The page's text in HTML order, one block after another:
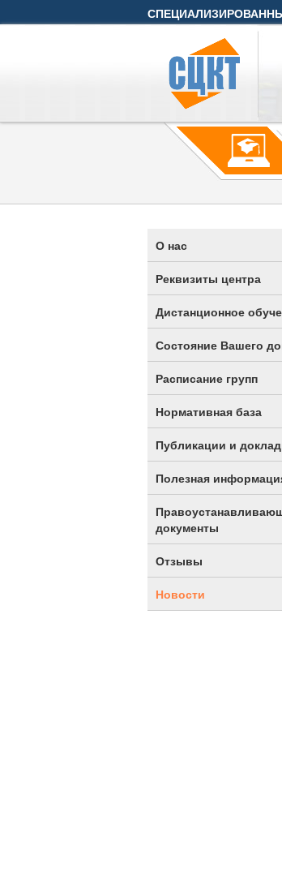
О нас
Реквизиты центра
Дистанционное
Состояние Вашего
Расписание групп
Нормативная база
Публикации и
Полезная
документы
Отзывы
Новости